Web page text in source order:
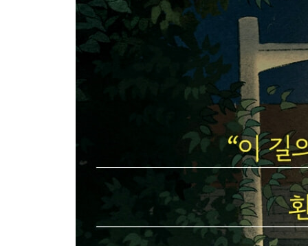
05 고생 좀 하기로 마음먹는 순간, 모든 것이 달라
_도깨비방망이나 요술램프는 현실에 없다
_잘하기 전까지는 좀처럼 재미가 없는 법이다
_넘기 힘든 산과 넘지 못할 산은 다르다
Beyond Story 망매지갈(望梅止渴) 이야기
마음을 키우는 순간, 공부는 재미있어진다
06 다른 사람 말고, 자신의 과거와 경쟁하라
_라이벌은 공부할 마음을 빨아먹는 뱀파이어다
_60초 안에 불행해지는 방법